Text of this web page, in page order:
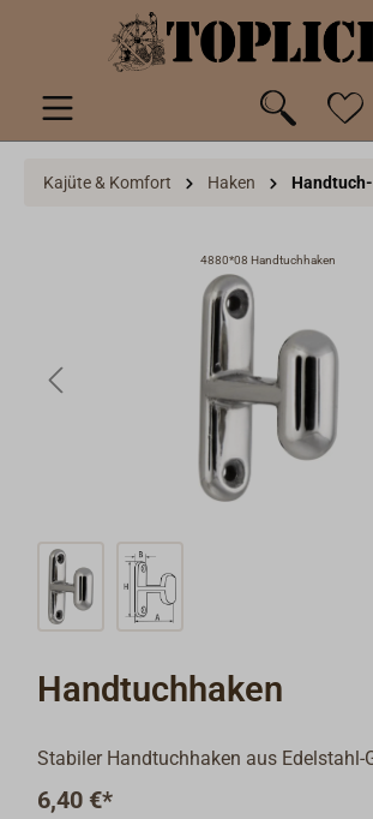
springen
Kajüte & Komfort Haken
4880*08 Handtuchhaken
Handtuchhaken
Stabiler Handtuchhaken aus Edelstahl-
6,40 €*